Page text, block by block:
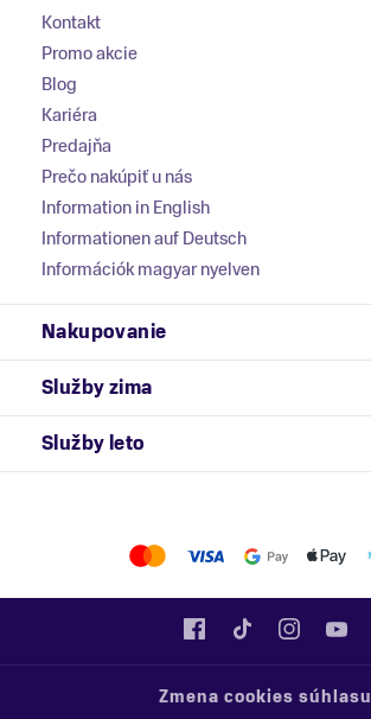
Kontakt
Promo akcie
Blog
Kariéra
Predajňa
Prečo nakúpiť u nás
Information in English
Informationen auf Deutsch
Információk magyar nyelven
Nakupovanie
Služby zima
Služby leto
Zmena cookies súhlasu